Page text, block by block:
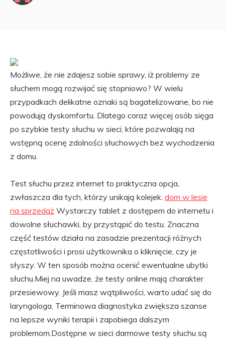
Możliwe, że nie zdajesz sobie sprawy, iż problemy ze
słuchem mogą rozwijać się stopniowo? W wielu
przypadkach delikatne oznaki są bagatelizowane, bo nie
powodują dyskomfortu. Dlatego coraz więcej osób sięga
po szybkie testy słuchu w sieci, które pozwalają na
wstępną ocenę zdolności słuchowych bez wychodzenia
z domu.
Test słuchu przez internet to praktyczna opcja,
zwłaszcza dla tych, którzy unikają kolejek. dom w lesie
na sprzedaż Wystarczy tablet z dostępem do internetu i
dowolne słuchawki, by przystąpić do testu. Znaczna
część testów działa na zasadzie prezentacji różnych
częstotliwości i prosi użytkownika o kliknięcie, czy je
słyszy. W ten sposób można ocenić ewentualne ubytki
słuchu.Miej na uwadze, że testy online mają charakter
przesiewowy. Jeśli masz wątpliwości, warto udać się do
laryngologa. Terminowa diagnostyka zwiększa szanse
na lepsze wyniki terapii i zapobiega dalszym
problemom.Dostępne w sieci darmowe testy słuchu są